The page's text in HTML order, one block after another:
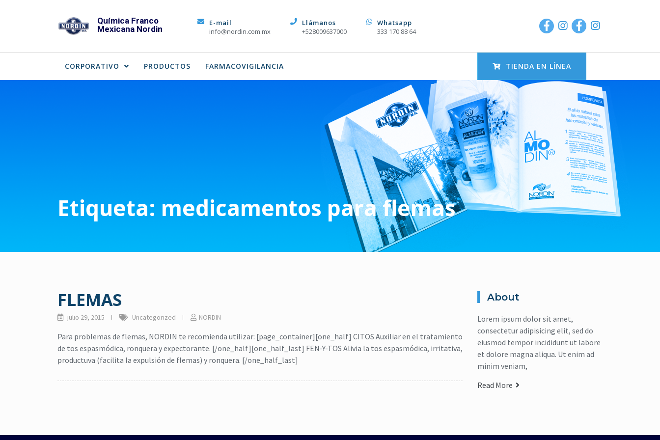
Química Franco
Mexicana Nordin
E-mail
info@nordin.com.mx
Llámanos
+528009637000
Whatsapp
333 170 88 64
CORPORATIVO PRODUCTOS FARMACOVIGILANCIA TIENDA EN LÍNEA
Etiqueta: medicamentos para flemas
FLEMAS
julio 29, 2015 Uncategorized NORDIN
Para problemas de flemas, NORDIN te recomienda utilizar: [page_container][one_half] CITOS Auxiliar en el tratamiento
de tos espasmódica, ronquera y expectorante. [/one_half][one_half_last] FEN-Y-TOS Alivia la tos espasmódica, irritativa,
productuva (facilita la expulsión de flemas) y ronquera. [/one_half_last]
About
Lorem ipsum dolor sit amet,
consectetur adipisicing elit, sed do
eiusmod tempor incididunt ut labore
et dolore magna aliqua. Ut enim ad
minim veniam,
Read More